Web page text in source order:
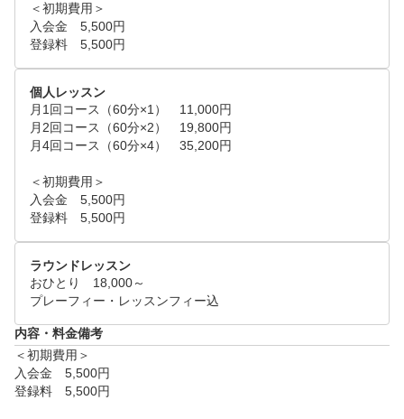
スイングを2方向から同時に撮影し、体の動きからスイン
グをレベルアップしていきます。
■パターレッスン（インドア）
パター専用の計測器を用いて、フェースの向き、クラブの
プレーヤーひとりひとりに合わせたパッティングスタイル
を提案。
ます。
もマンツーマンレッスンの対応可能です。
動画を撮影しながら実際の弾道を確認して理想のスイング
＜初期費用＞
入会金　5,500円
登録料　5,500円
個人レッスン
月1回コース（60分×1）　11,000円
月2回コース（60分×2）　19,800円
月4回コース（60分×4）　35,200円
＜初期費用＞
入会金　5,500円
登録料　5,500円
ラウンドレッスン
おひとり　18,000～
プレーフィー・レッスンフィー込
内容・料金備考
＜初期費用＞
入会金　5,500円
登録料　5,500円